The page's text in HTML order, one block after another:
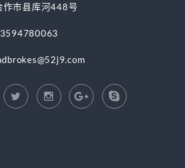
作市县库河448号